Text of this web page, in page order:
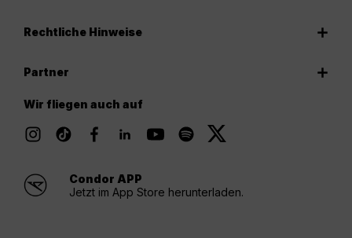
Rechtliche Hinweise
Partner
Wir fliegen auch auf
Condor APP
Jetzt im App Store herunterladen.